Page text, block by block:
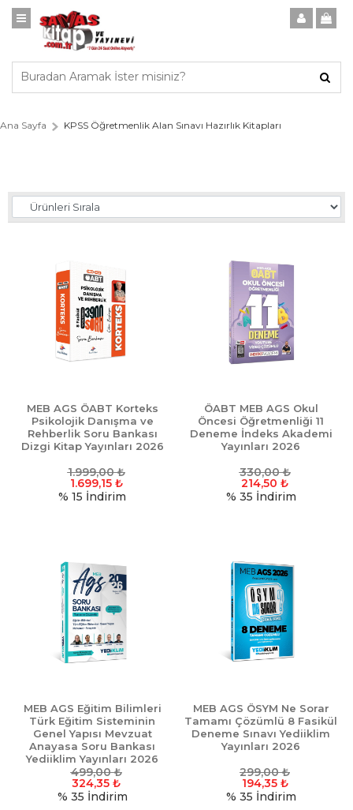
Ana Sayfa KPSS Öğretmenlik Alan Sınavı Hazırlık Kitapları
MEB AGS ÖABT Korteks
Psikolojik Danışma ve
Rehberlik Soru Bankası
Dizgi Kitap Yayınları 2026
1.999,00₺
1.699,15₺
% 15 İndirim
ÖABT MEB AGS Okul
Öncesi Öğretmenliği 11
Deneme İndeks Akademi
Yayınları 2026
330,00₺
214,50 ₺
% 35 İndirim
MEB AGS Eğitim Bilimleri
Türk Eğitim Sisteminin
Genel Yapısı Mevzuat
Anayasa Soru Bankası
Yediiklim Yayınları 2026
499,00₺
324,35 ₺
% 35 İndirim
MEB AGS ÖSYM Ne Sorar
Tamamı Çözümlü 8 Fasikül
Deneme Sınavı Yediiklim
Yayınları 2026
299,00₺
194,35₺
% 35 İndirim